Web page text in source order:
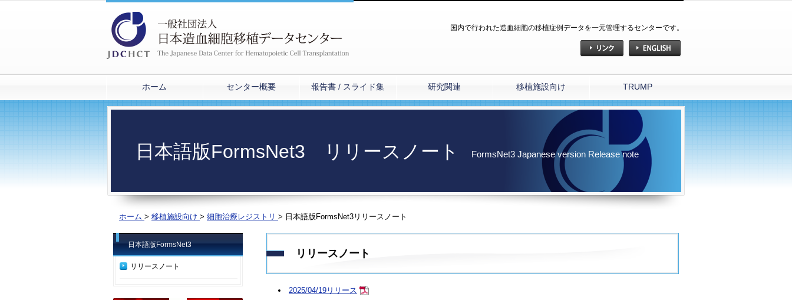
国内で行われた造血細胞の移植症例データを一元管理するセンターです。
ホーム センター概要 報告書 / スライド集 研究関連 移植施設向け TRUMP
日本語版FormsNet3 リリースノート FormsNet3 Japanese version Release note
ホーム > 移植施設向け > 細胞治療レジストリ > 日本語版FormsNet3リリースノート
日本語版FormsNet3
リリースノート
リリースノート
2025/04/19リリース